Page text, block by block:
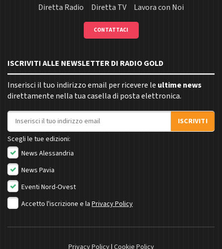
Diretta Radio
Diretta TV Lavora con Noi
CONTATTACI
ISCRIVITI ALLE NEWSLETTER DI RADIO GOLD
Inserisci il tuo indirizzo email per ricevere le ultime news
direttamente nella tua casella di posta elettronica.
Indirizzo email
ISCRIVITI
Scegli le tue edizioni:
News Alessandria
News Pavia
Eventi Nord-Ovest
Accetto l'iscrizione e la Privacy Policy
Privacy Policy| Cookie Policy